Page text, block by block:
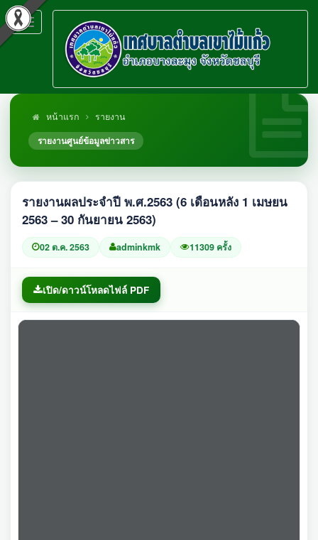
Toggle
navigation
หน้าแรก
รายงาน
รายงานศูนย์ข้อมูลข่าวสาร
รายงานผลประจำปี พ.ศ.2563 (6 เดือนหลัง 1 เมษยน
2563 – 30 กันยายน 2563)
02 ต.ค. 2563 adminkmk 11309 ครั้ง
เปิด/ดาวน์โหลดไฟล์ PDF